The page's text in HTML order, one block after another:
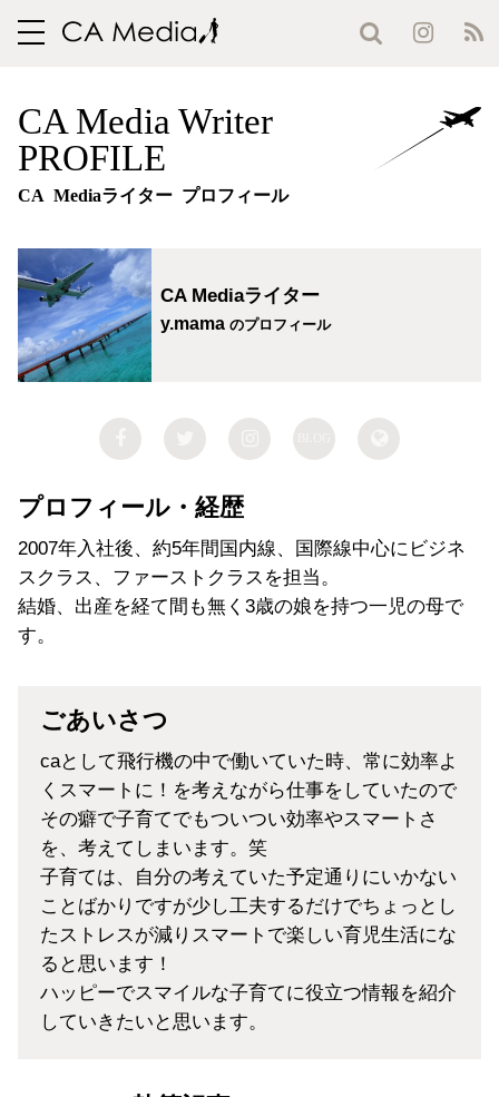
toggle
CA Media Writer
PROFILE
CA Mediaライター プロフィール
CA Mediaライター
y.mama のプロフィール
プロフィール・経歴
2007年入社後、約5年間 国内線、 国際線中心にビジネ
スクラス、 ファーストクラス を担当。
結婚、出産を経て間も無く3歳の娘を持つ一児の母で
す。
ごあいさつ
caとして飛行機の中で働いていた時、常に効率よ
くスマートに！を考えながら仕事をしていたので
その癖で子育てでもついつい効率やスマートさ
を、考えてしまいます。笑
子育ては、自分の考えていた予定通りにいかない
ことばかりですが少し工夫するだけでちょっとし
たストレスが減りスマートで楽しい育児生活にな
ると思います！
ハッピーでスマイルな子育てに役立つ情報を紹介
していきたいと思います。